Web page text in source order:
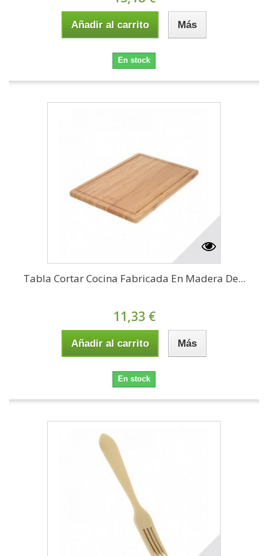
Añadir al carrito Más
En stock
Tabla Cortar Cocina Fabricada En Madera De...
11,33 €
Añadir al carrito Más
En stock